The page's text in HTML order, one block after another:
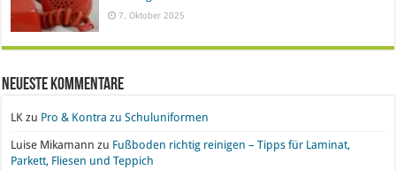
7. Oktober 2025
Neueste Kommentare
LK zu Pro & Kontra zu Schuluniformen
Luise Mikamann zu Fußboden richtig reinigen – Tipps für Laminat,
Parkett, Fliesen und Teppich